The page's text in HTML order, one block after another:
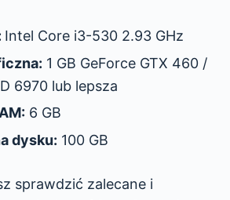
Intel Core i3-530 2.93 GHz
1 GB GeForce GTX 460 /
6970 lub lepsza
6 GB
dysku: 100 GB
sprawdzić zalecane i